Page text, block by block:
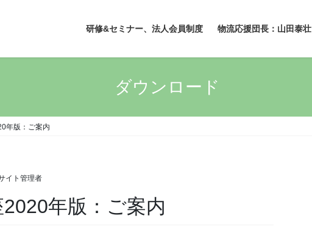
研修&セミナー、法人会員制度 物流応援団長：山田泰壮
ダウンロード
年版：ご案内
イト管理者
年版：ご案内